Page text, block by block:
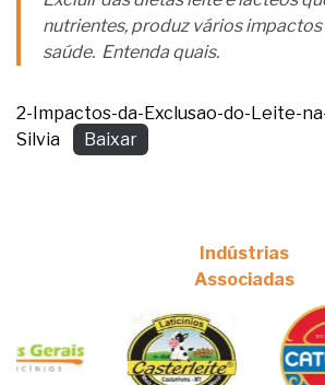
nutrientes, produz vários
saúde. Entenda quais.
2-Impactos-da-Exclusao-do-Leite-
Silvia
Baixar
Indústrias
Associadas